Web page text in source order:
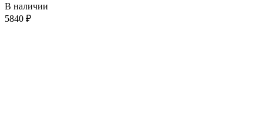
В наличии
5840 ₽